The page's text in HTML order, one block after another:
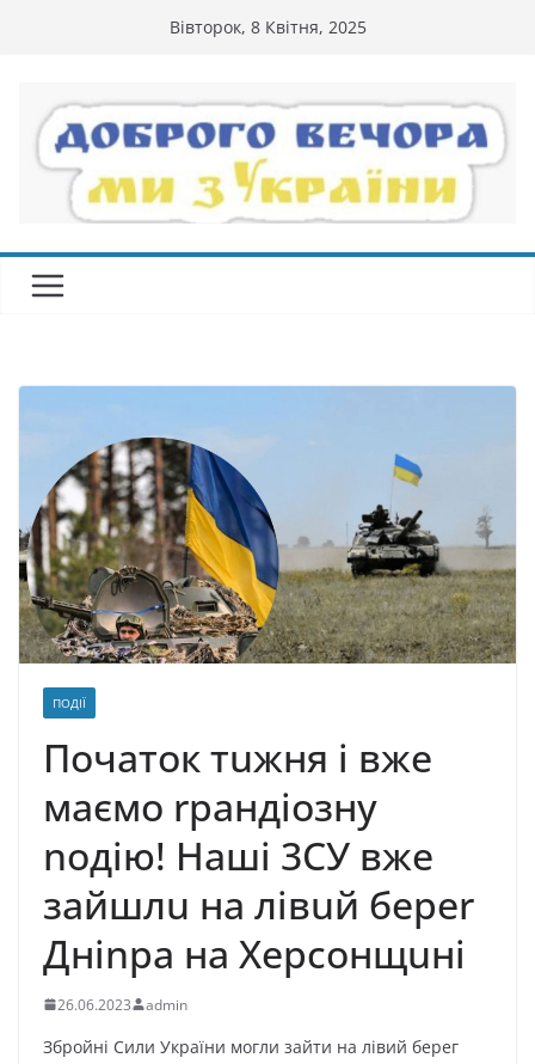
Вівторок, 8 Квітня, 2025
ПОДІЇ
Початок тuжня і вже
маємо rрандіозну
nодію! Наші 3CУ вже
зaйшлu на лівuй беpеr
Дніnpа на Хеpсонщuні
26.06.2023 admin
Збройні Сили України могли зайти на лівий берег